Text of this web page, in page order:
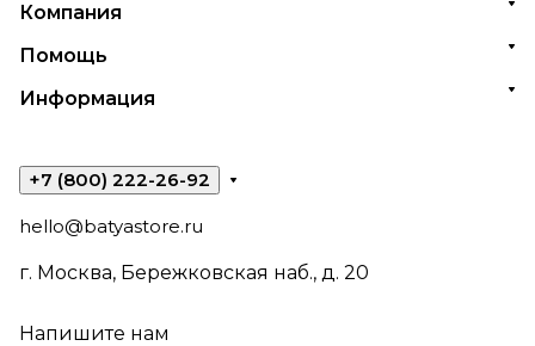
Компания
Помощь
Информация
+7 (800) 222-26-92
hello@batyastore.ru
г. Москва, Бережковская наб., д. 20
Напишите нам